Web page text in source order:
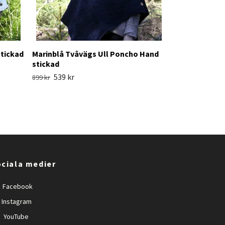
Marinblå Tvåvägs Ull Poncho Hand
stickad
899 kr 539 kr
medier
Facebook
Instagram
YouTube